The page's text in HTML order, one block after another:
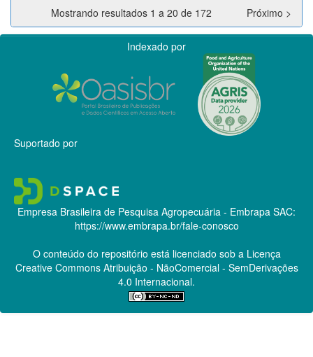
Mostrando resultados 1 a 20 de 172
Próximo >
Indexado por
Suportado por
Empresa Brasileira de Pesquisa Agropecuária - Embrapa SAC:
https://www.embrapa.br/fale-conosco
O conteúdo do repositório está licenciado sob a Licença
Creative CommonsAtribuição - NãoComercial - SemDerivações
4.0 Internacional.